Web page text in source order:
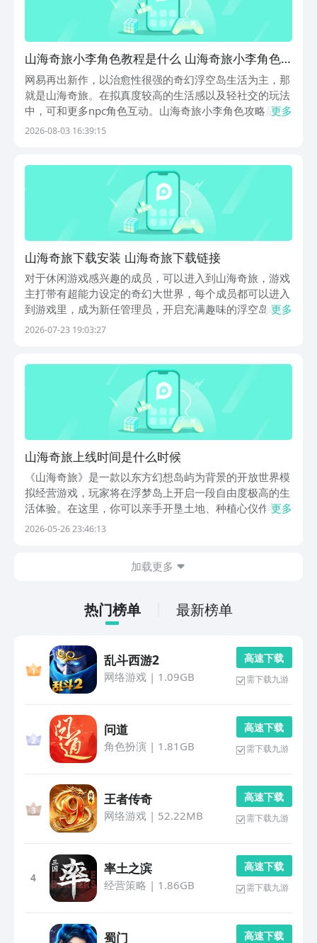
山海奇旅小李角色教程是什么 山海奇旅小李角色
攻略详解
网易再出新作，以治愈性很强的奇幻浮空岛生活为主，那
就是山海奇旅。在拟真度较高的生活感以及轻社交的玩法
中，可和更多npc角色互动。山海奇旅小李角色攻略是其
中很重要的npc之一，拥有独特又q萌的外观形态，在整
更多
2026-08-03 16:39:15
山海奇旅下载安装 山海奇旅下载链接
对于休闲游戏感兴趣的成员，可以进入到山海奇旅，游戏
主打带有超能力设定的奇幻大世界，每个成员都可以进入
到游戏里，成为新任管理员，开启充满趣味的浮空岛屿生
存，山海奇旅下载安装链接，会在下面分享，每个成员都
待...
更多
2026-07-23 19:03:27
山海奇旅上线时间是什么时候
《山海奇旅》是一款以东方幻想岛屿为背景的开放世界模
拟经营游戏，玩家将在浮梦岛上开启一段自由度极高的生
活体验。在这里，你可以亲手开垦土地、种植心仪作物，
在云海之巅垂钓奇珍异兽；可随心重塑地形——堆叠山
更多
2026-05-26 23:46:13
加载更多
热门榜单 最新榜单
乱斗西游2
网络游戏| 1.09GB
高 速 下 载
需下载九游
问道
角色扮演 | 1.81GB
高 速 下 载
需下载九游
王者传奇
网络游戏| 52.22MB
高 速 下 载
需下载九游
4
率土之滨
经营策略 | 1.86GB
高 速 下 载
需下载九游
蜀门 高 速 下 载